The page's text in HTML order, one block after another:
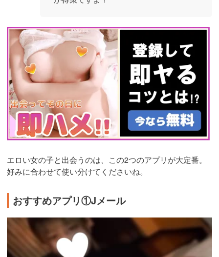
https://pcmax.jp/lp/?
ad_id=rm327007
エロい女の子と出会うのは、この2つのアプリが大定番。
好みに合わせて使い分けてくださいね。
おすすめアプリ①Jメール
https://ac.m-
ads.jp/t6d63J515a0bact6/cl/?
bId=48d54Uc6&msid=2999